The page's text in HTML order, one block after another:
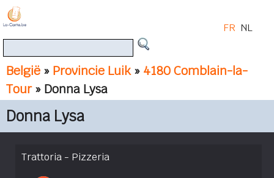
België » Provincie Luik» 4180 Comblain-la-
Tour » Donna Lysa
FR NL
Donna Lysa
Trattoria - Pizzeria